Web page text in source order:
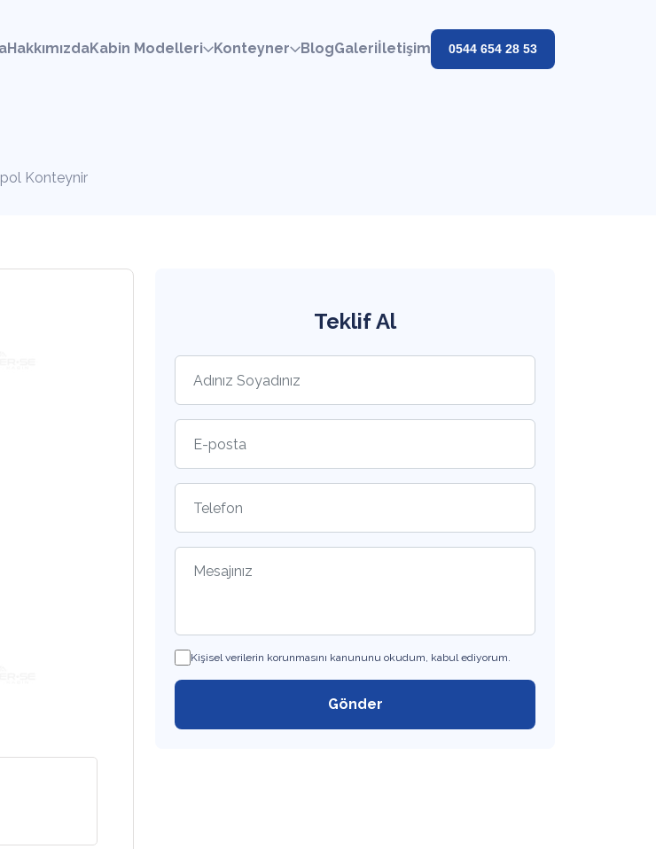
HakkımızdaKabin Modelleri Konteyner BlogGaleriİletişim 0544 654 28 53
Konteynir
Teklif Al
Kişisel verilerin korunmasını kanununu okudum, kabul ediyorum.
Gönder